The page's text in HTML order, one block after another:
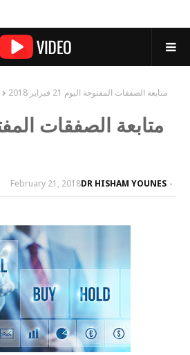
متابعة الصفقات المفتوحة اليوم 21 فبراير 2018
DR HISHAM YOUNES
February 21, 2018